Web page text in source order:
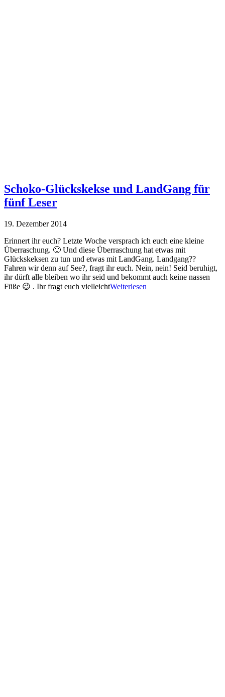
Schoko-Glückskekse und LandGang für
fünf Leser
19. Dezember 2014
Erinnert ihr euch? Letzte Woche versprach ich euch eine kleine
Überraschung. 🙂 Und diese Überraschung hat etwas mit
Glückskeksen zu tun und etwas mit LandGang. Landgang??
Fahren wir denn auf See?, fragt ihr euch. Nein, nein! Seid beruhigt,
ihr dürft alle bleiben wo ihr seid und bekommt auch keine nassen
Füße 😉 . Ihr fragt euch vielleichtWeiterlesen